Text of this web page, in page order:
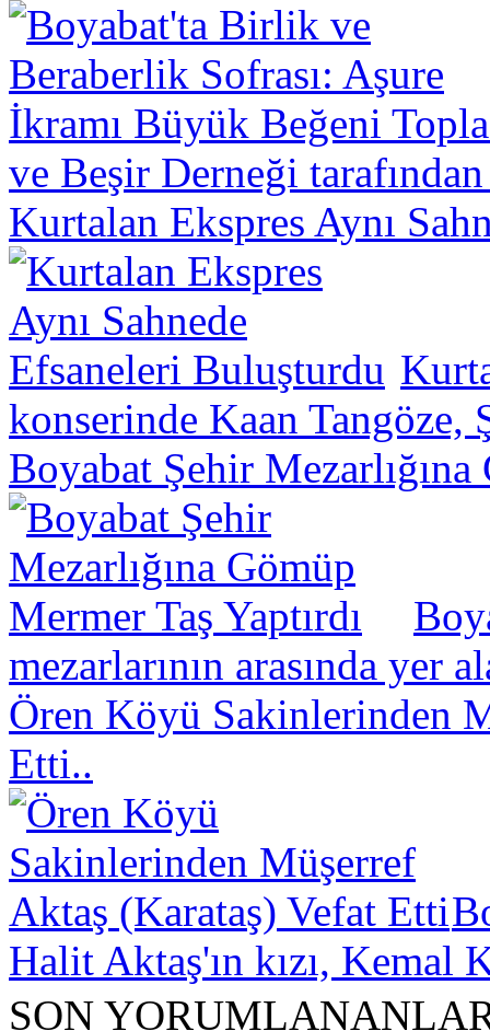
ve Beşir Derneği
Kurtalan Ekspres Aynı
konserinde Kaan Tangöze,
Boyabat Şehir Mezarlığına
mezarlarının arasında yer
Ören Köyü Sakinlerinden
Etti..
Halit Aktaş'ın kızı, Kemal
SON